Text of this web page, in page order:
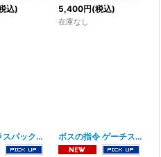
込) 5,400円(税込)
在庫なし
【ハイクラスパック】 シャイニートレジャーex [
ボスの指令 ゲーチス【R】〈069/073〉(サポート)